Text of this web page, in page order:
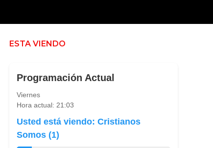
ESTA VIENDO
Programación Actual
Viernes
Hora actual: 21:03
Usted está viendo: Cristianos
Somos (1)